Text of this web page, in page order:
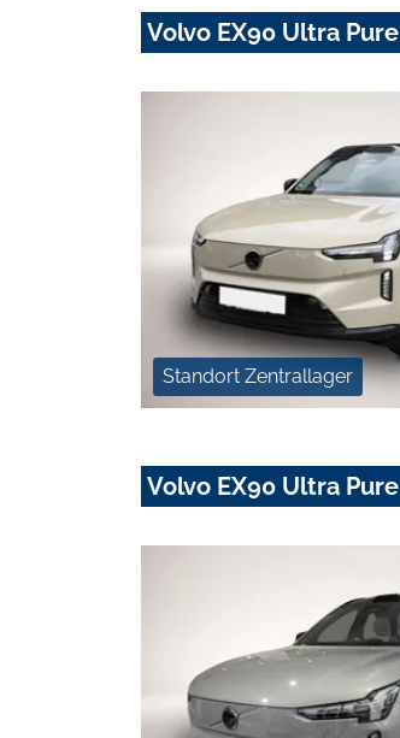
Volvo EX90 Ultra
Standort Zentrallager
Volvo EX90 Ultra